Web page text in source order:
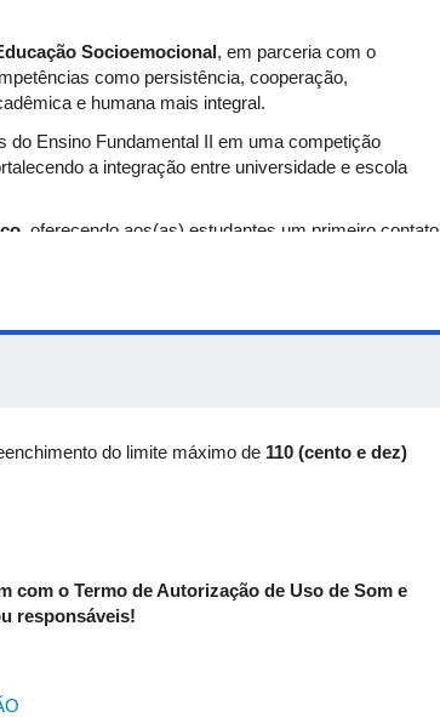
Socioemocional, em parceria com o
como persistência, cooperação,
e humana mais integral.
do Ensino Fundamental II em uma competição
a integração entre universidade e escola
, oferecendo aos(as) estudantes um primeiro contato
de conhecimento, contribuindo para o
do limite máximo de 110 (cento e dez)
com o Termo de Autorização de Uso de Som e
responsáveis!